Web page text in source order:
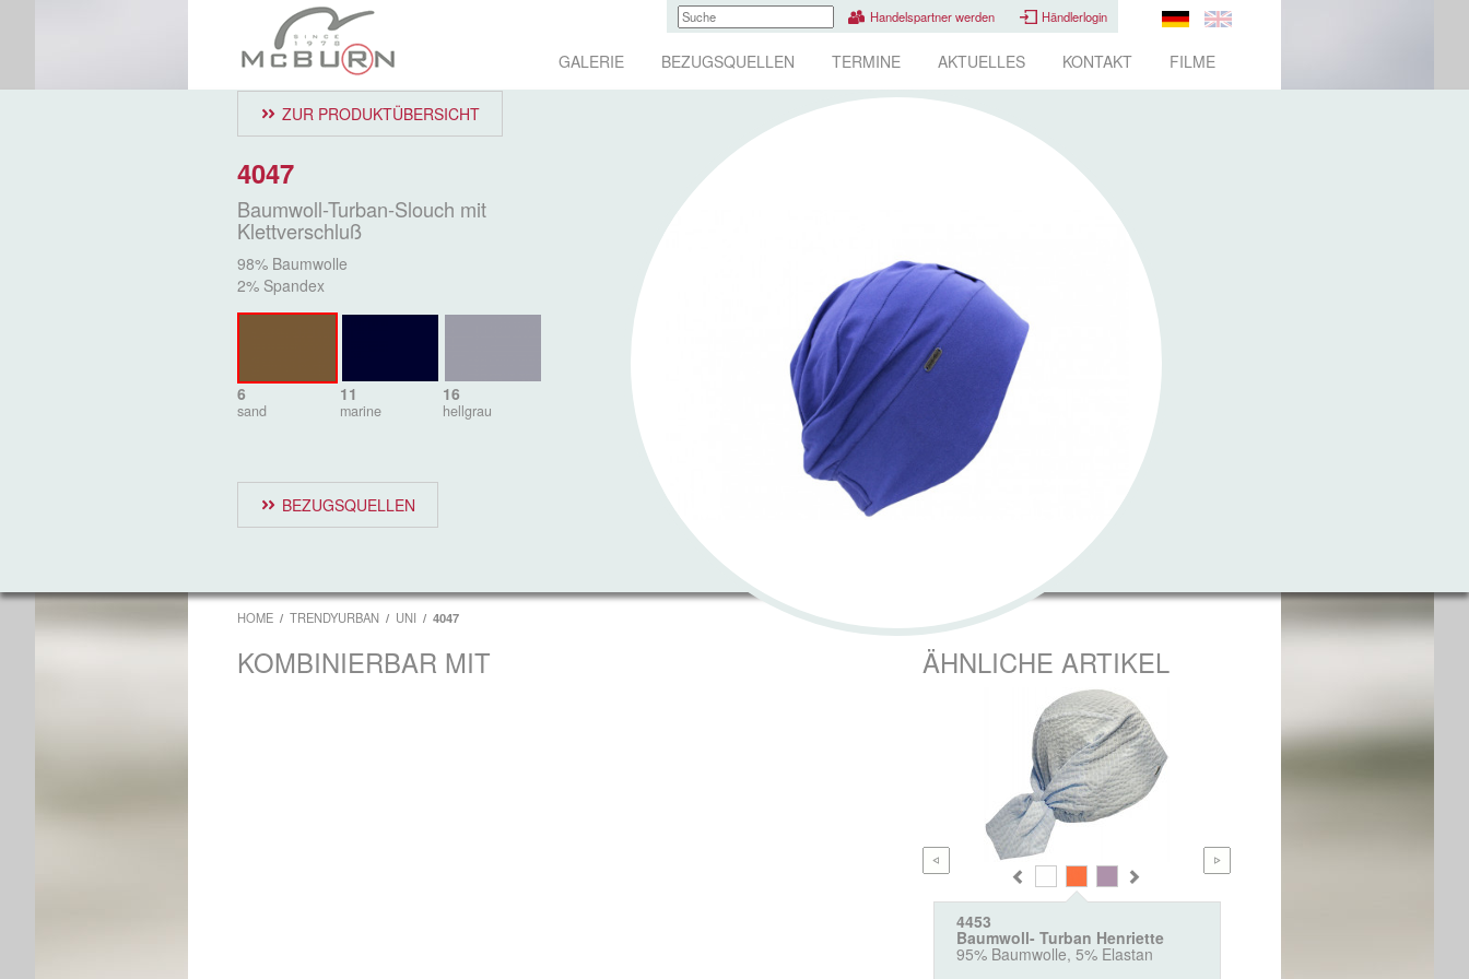
Handelspartner werden Händlerlogin
GALERIE BEZUGSQUELLEN TERMINE AKTUELLES KONTAKT FILME
ZUR PRODUKTÜBERSICHT
4047
Baumwoll-Turban-Slouch mit
Klettverschluß
98% Baumwolle
2% Spandex
6
sand
11
marine
16
hellgrau
BEZUGSQUELLEN
HOME TRENDYURBAN UNI 4047
KOMBINIERBAR MIT ÄHNLICHE ARTIKEL
4453
Baumwoll- Turban Henriette
95% Baumwolle, 5% Elastan